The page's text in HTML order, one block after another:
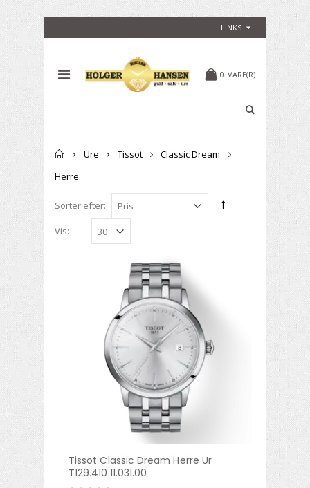
LINKS
0 VARE(R)
Forside
Ure Tissot
Classic Dream
Herre
Sorter efter:
Vis:
Tissot Classic Dream Herre Ur
T129.410.11.031.00